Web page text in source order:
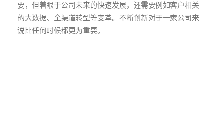
要，但着眼于公司未来的快速发展，还需要例如客户相关
的大数据、全渠道转型等变革。不断创新对于一家公司来
说比任何时候都更为重要。